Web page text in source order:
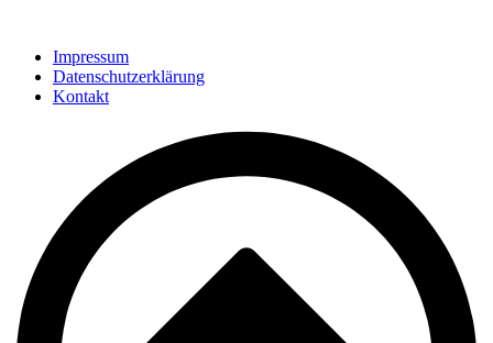
Impressum
Datenschutzerklärung
Kontakt